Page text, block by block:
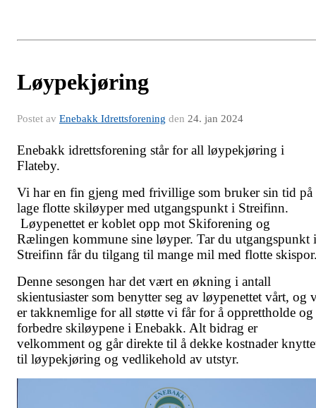
Løypekjøring
Postet av Enebakk Idrettsforening den 24. jan 2024
Enebakk idrettsforening står for all løypekjøring i
Flateby.
Vi har en fin gjeng med frivillige som bruker sin tid på
lage flotte skiløyper med utgangspunkt i Streifinn.
Løypenettet er koblet opp mot Skiforening og
Rælingen kommune sine løyper. Tar du utgangspunkt i
Streifinn får du tilgang til mange mil med flotte
Denne sesongen har det vært en økning i antall
skientusiaster som benytter seg av løypenettet vårt, og
er takknemlige for all støtte vi får for å opprettholde og
forbedre skiløypene i Enebakk. Alt bidrag er
velkomment og går direkte til å dekke kostnader
til løypekjøring og vedlikehold av utstyr.